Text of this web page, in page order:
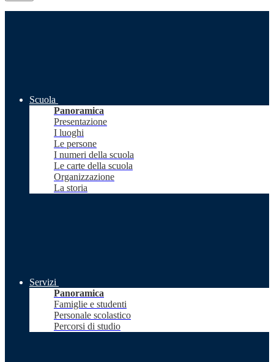
Scuola
Panoramica
Presentazione
I luoghi
Le persone
I numeri della scuola
Le carte della scuola
Organizzazione
La storia
Servizi
Panoramica
Famiglie e studenti
Personale scolastico
Percorsi di studio